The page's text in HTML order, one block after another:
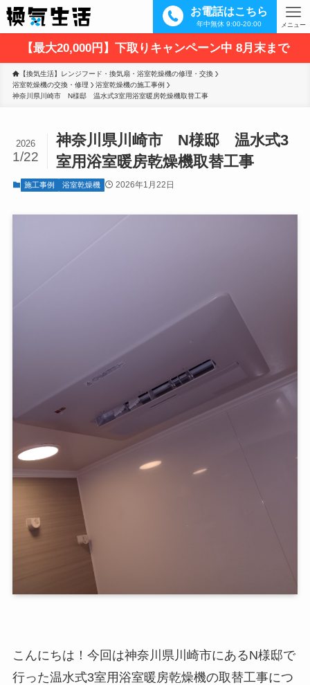
お電話はこちら
年中無休 9:00-20:00 メニュー
【最大20,000円】下取りキャンペーン中 8月末まで
【換気生活】レンジフード・換気扇・浴室乾燥機の修理・交換
浴室乾燥機の交換・修理
浴室乾燥機の施工事例
神奈川県川崎市　N様邸　温水式3室用浴室暖房乾燥機取替工事
神奈川県川崎市 N様邸 温水式3
室用浴室暖房乾燥機取替工事
2026
1/22
施工事例 浴室乾燥機 2026年1月22日
こんにちは！今回は神奈川県川崎市にあるN様邸で
行った温水式3室用浴室暖房乾燥機の取替工事につ